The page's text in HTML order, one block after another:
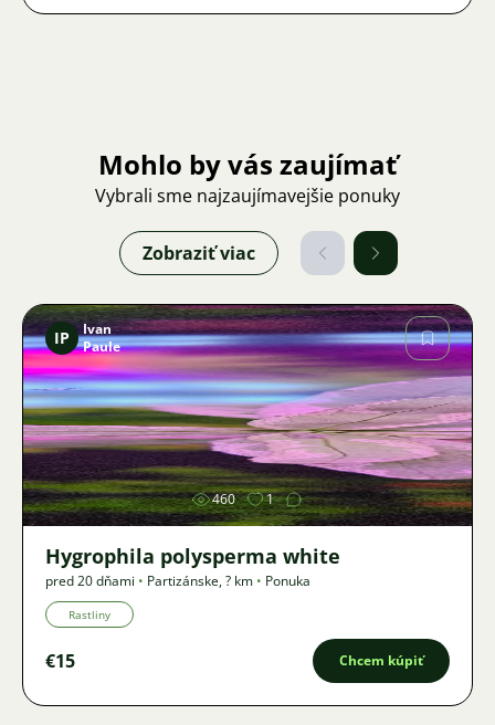
Mohlo by vás zaujímať
Vybrali sme najzaujímavejšie ponuky
Zobraziť viac
Obrázok
IP
Ivan
Paule
460 1
Hygrophila polysperma white
pred 20 dňami • Partizánske,? km • Ponuka
Rastliny
€15 Chcem kúpiť